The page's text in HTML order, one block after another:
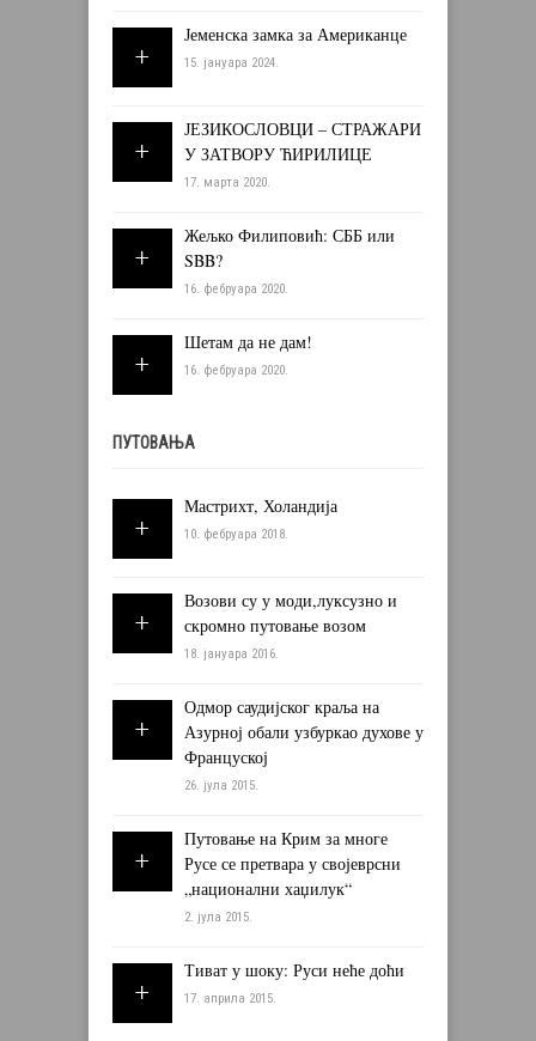
Јеменска замка за Американце
15. јануара 2024.
ЈЕЗИКОСЛОВЦИ – СТРАЖАРИ
У ЗАТВОРУ ЋИРИЛИЦЕ
17. марта 2020.
Жељко Филиповић: СББ или
SBB?
16. фебруара 2020.
Шетам да не дам!
16. фебруара 2020.
ПУТОВАЊА
Мастрихт, Холандија
10. фебруара 2018.
Возови су у моди,луксузно и
скромно путовање возом
18. јануара 2016.
Одмор саудијског краља на
Азурној обали узбуркао духове у
Француској
26. јула 2015.
Путовање на Крим за многе
Русе се претвара у својеврсни
„национални хаџилук“
2. јула 2015.
Тиват у шоку: Руси неће доћи
17. априла 2015.